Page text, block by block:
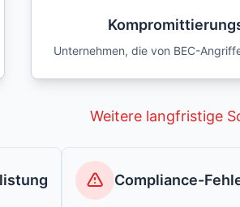
Unternehmen, die von BEC-
Weitere langfristige
Compliance-